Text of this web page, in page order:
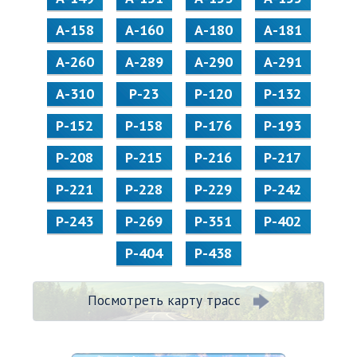
А-158
А-160 А-180
А-181
А-260
А-289 А-290
А-291
А-310
Р-23 Р-120
Р-132
Р-152
Р-158 Р-176
Р-193
Р-208
Р-215 Р-216
Р-217
Р-221
Р-228 Р-229
Р-242
Р-243
Р-269 Р-351
Р-402
Р-404
Р-438
Посмотреть карту трасс